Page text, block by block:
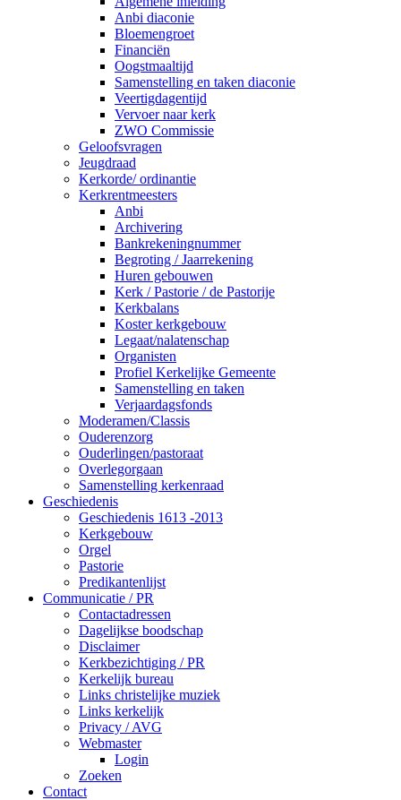
Anbi diaconie
Bloemengroet
Financiën
Oogstmaaltijd
Samenstelling en taken diaconie
Veertigdagentijd
Vervoer naar kerk
ZWO Commissie
Geloofsvragen
Jeugdraad
Kerkorde/ ordinantie
Kerkrentmeesters
Anbi
Archivering
Bankrekeningnummer
Begroting / Jaarrekening
Huren gebouwen
Kerk / Pastorie / de Pastorije
Kerkbalans
Koster kerkgebouw
Legaat/nalatenschap
Organisten
Profiel Kerkelijke Gemeente
Samenstelling en taken
Verjaardagsfonds
Moderamen/Classis
Ouderenzorg
Ouderlingen/pastoraat
Overlegorgaan
Samenstelling kerkenraad
Geschiedenis
Geschiedenis 1613 -2013
Kerkgebouw
Orgel
Pastorie
Predikantenlijst
Communicatie / PR
Contactadressen
Dagelijkse boodschap
Disclaimer
Kerkbezichtiging / PR
Kerkelijk bureau
Links christelijke muziek
Links kerkelijk
Privacy / AVG
Webmaster
Login
Zoeken
Contact